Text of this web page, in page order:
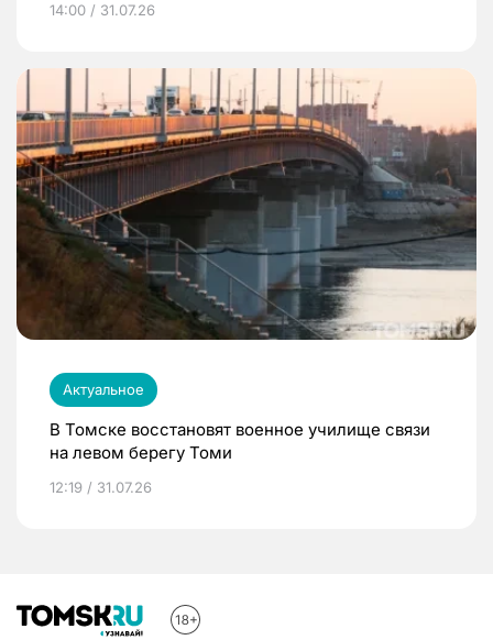
14:00 / 31.07.26
Актуальное
В Томске восстановят военное училище связи
на левом берегу Томи
12:19 / 31.07.26